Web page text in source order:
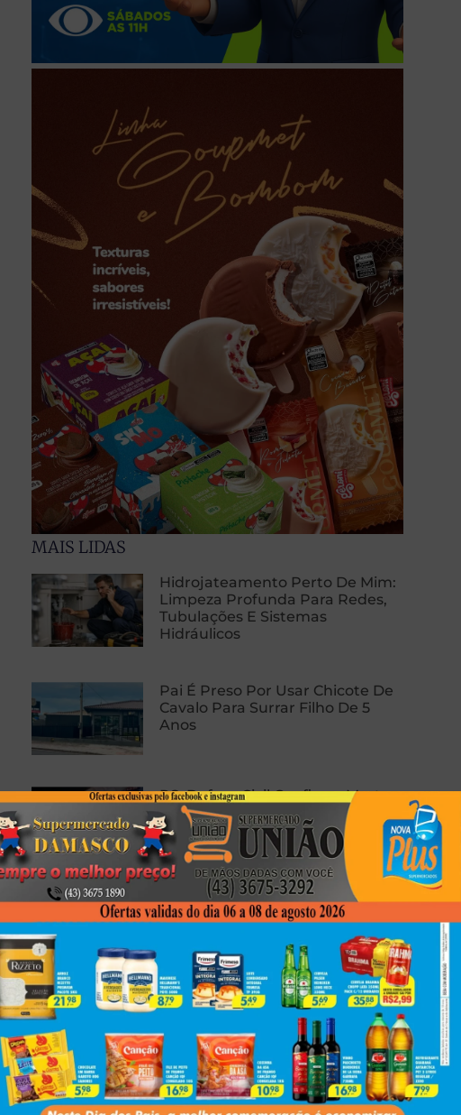
MAIS LIDAS
Hidrojateamento Perto De Mim:
Limpeza Profunda Para Redes,
Tubulações E Sistemas
Hidráulicos
Pai É Preso Por Usar Chicote De
Cavalo Para Surrar Filho De 5
Anos
RS: Defesa Civil Confirma Morte
E Cinco Feridos Após Ciclone
PRF Apreende 138 Kg De Pasta
Base De Cocaína Em Cambé
Next